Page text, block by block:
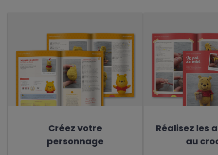
Créez votre
personnage
Réalisez les
au